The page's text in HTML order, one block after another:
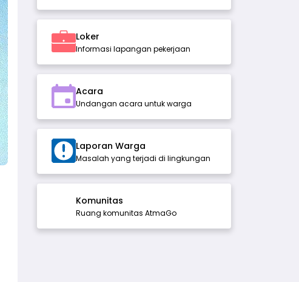
Loker
Informasi lapangan pekerjaan
Acara
Undangan acara untuk warga
Laporan Warga
Masalah yang terjadi di lingkungan
Komunitas
Ruang komunitas AtmaGo